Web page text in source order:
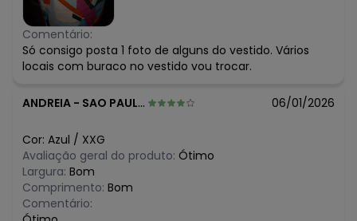
Comentário:
Só consigo posta 1 foto de alguns do vestido. Vários
locais com buraco no vestido vou trocar.
ANDREIA - SAO PAULO - SP 06/01/2026
Cor: Azul / XXG
Avaliação geral do produto: Ótimo
Largura: Bom
Comprimento: Bom
Comentário: